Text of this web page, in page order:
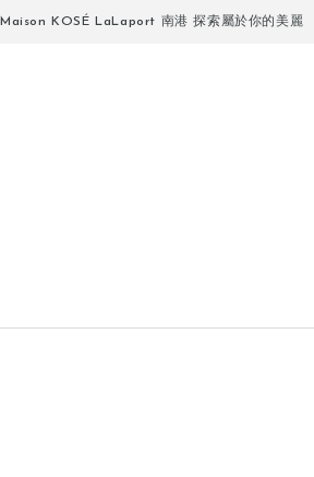
Maison KOSÉ LaLaport 南港 探索屬於你的美麗